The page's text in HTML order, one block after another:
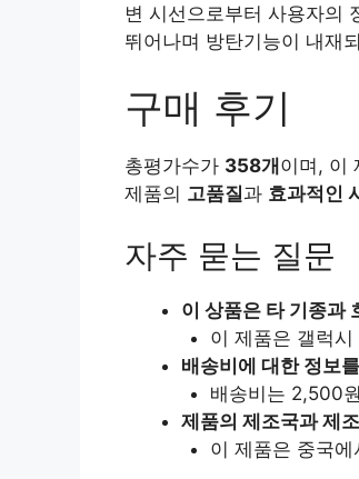
변 시선으로부터 사용자의
뛰어나며 방탄기능이 내재
구매 후기
총평가수가 358개 이며, 이
제품의 고품질과 효과적인
자주 묻는 질문
이 상품은 타 기종과
이 제품은 갤럭
배송비에 대한 정보
배송비는 2,500
제품의 제조국과 제
이 제품은 중국